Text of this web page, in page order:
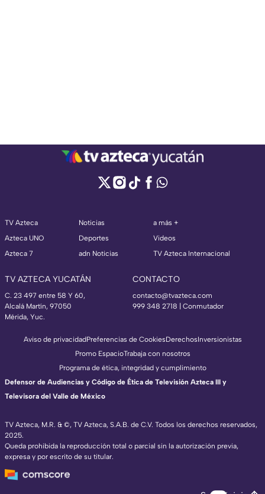
TV Azteca
Azteca UNO
Azteca 7
Noticias
Deportes
adn Noticias
a más +
Videos
TV Azteca Internacional
TV AZTECA YUCATÁN
C. 23 497 entre 58 Y 60,
Alcalá Martín, 97050
Mérida, Yuc.
CONTACTO
contacto@tvazteca.com
999 348 2718 | Conmutador
TV Azteca, M.R. & ©, TV Azteca, S.A.B. de C.V. Todos los derechos reservados,
2025.
Queda prohibida la reproducción total o parcial sin la autorización previa,
expresa y por escrito de su titular.
Aviso de privacidadPreferencias de CookiesDerechosInversionistas
Promo EspacioTrabaja con nosotros
Programa de ética, integridad y cumplimiento
Defensor de Audiencias y Código de Ética de Televisión Azteca III y
Televisora del Valle de México